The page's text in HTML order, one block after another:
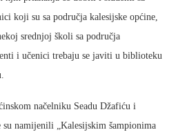
koji su sa područja kalesijske općine,
srednjoj školi sa područja
i učenici trebaju se javiti u biblioteku
načelniku Seadu Džafiću i
su namijenili „Kalesijskim šampionima